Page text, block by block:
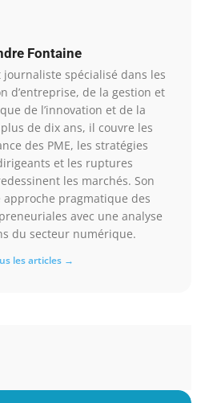
Fontaine
spécialisé dans les
d’entreprise, de la gestion et
de l’innovation et de la
de dix ans, il couvre les
des PME, les stratégies
et les ruptures
les marchés. Son
pragmatique des
avec une analyse
du secteur numérique.
les articles →